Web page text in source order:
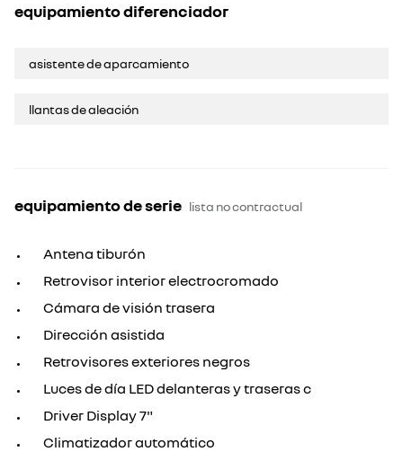
equipamiento diferenciador
asistente de aparcamiento
llantas de aleación
equipamiento de serie lista no contractual
Antena tiburón
Retrovisor interior electrocromado
Cámara de visión trasera
Dirección asistida
Retrovisores exteriores negros
Luces de día LED delanteras y traseras c
Driver Display 7"
Climatizador automático